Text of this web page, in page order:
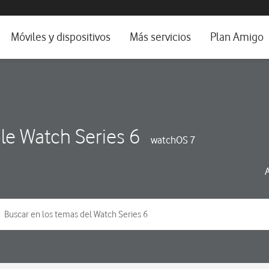
e idioma
Móviles y dispositivos Más servicios Plan Amigo
Watch Series 6 watchOS 7